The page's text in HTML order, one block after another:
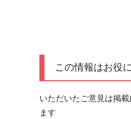
この情報はお役
いただいたご意見は掲
ます